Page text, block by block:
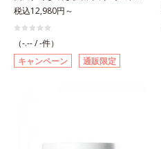
ラニンの生成を抑え、シミ・ソバカ
スを防ぐ*2 ナイアシンアミド（有
効成分）、水添大豆リン脂質、フィ
トステロール、水（基剤）、
BG（保湿）*3 角層まで*4 K石けん
ングケア(*3)。ハリも透明感(*4)も
結果主義。年齢サイン(*5)の因子に
着目した肌科学エイジングケア(*3)
シリーズ。オルビスユー ドットシ
リーズは、年齢による肌悩み一つ一
ない状態である「ハリのなさ」や、
税込12,980円～
（-.-- / -件）
キャンペーン
通販限定